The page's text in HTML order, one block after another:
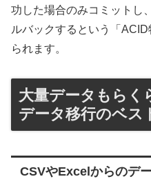
功した場合のみコミットし
ルバックするという「
られます。
大量データもらく
データ移行のベス
CSVやExcelからのデ